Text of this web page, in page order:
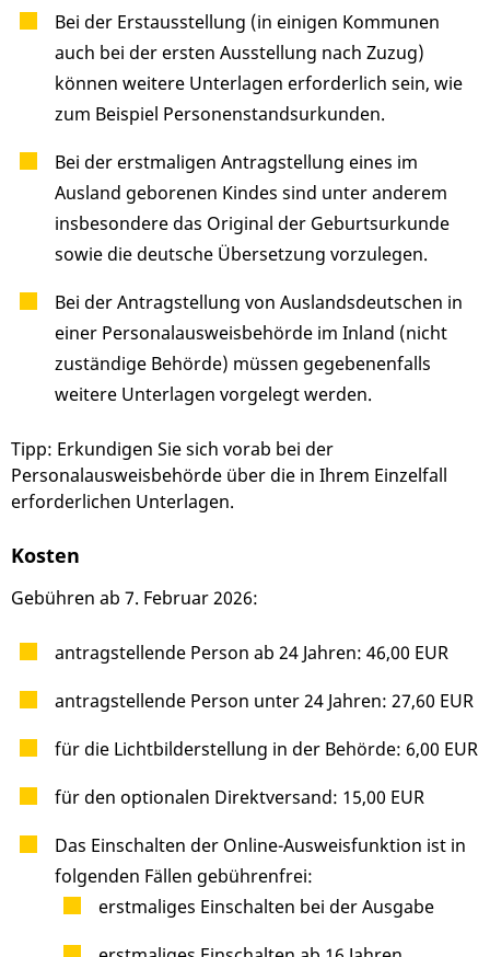
Bei der Erstausstellung (in einigen Kommunen
auch bei der ersten Ausstellung nach Zuzug)
können weitere Unterlagen erforderlich sein, wie
zum Beispiel Personenstandsurkunden.
Bei der erstmaligen Antragstellung eines im
Ausland geborenen Kindes sind unter anderem
insbesondere das Original der Geburtsurkunde
sowie die deutsche Übersetzung vorzulegen.
Bei der Antragstellung von Auslandsdeutschen in
einer Personalausweisbehörde im Inland (nicht
zuständige Behörde) müssen gegebenenfalls
weitere Unterlagen vorgelegt werden.
Tipp: Erkundigen Sie sich vorab bei der
Personalausweisbehörde über die in Ihrem Einzelfall
erforderlichen Unterlagen.
Kosten
Gebühren ab 7. Februar 2026:
antragstellende Person ab 24 Jahren: 46,00 EUR
antragstellende Person unter 24 Jahren: 27,60 EUR
für die Lichtbilderstellung in der Behörde: 6,00 EUR
für den optionalen Direktversand: 15,00 EUR
Das Einschalten der Online-Ausweisfunktion ist in
folgenden Fällen gebührenfrei:
erstmaliges Einschalten bei der Ausgabe